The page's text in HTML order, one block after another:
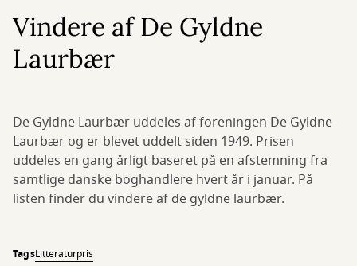
Vindere af De Gyldne
Laurbær
De Gyldne Laurbær uddeles af foreningen De Gyldne
Laurbær og er blevet uddelt siden 1949. Prisen
uddeles en gang årligt baseret på en afstemning fra
samtlige danske boghandlere hvert år i januar. På
listen finder du vindere af de gyldne laurbær.
TagsLitteraturpris